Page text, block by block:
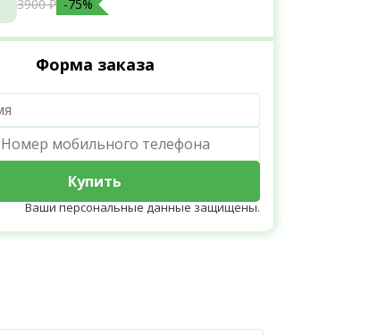
3900 ₽ -75%
Форма заказа
Купить
Ваши персональные данные защищены.